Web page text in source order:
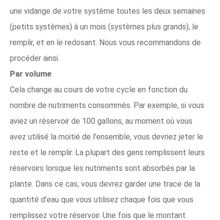
une vidange de votre système toutes les deux semaines
(petits systèmes) à un mois (systèmes plus grands), le
remplir, et en le redosant. Nous vous recommandons de
procéder ainsi.
Par volume
Cela change au cours de votre cycle en fonction du
nombre de nutriments consommés. Par exemple, si vous
aviez un réservoir de 100 gallons, au moment où vous
avez utilisé la moitié de l'ensemble, vous devriez jeter le
reste et le remplir. La plupart des gens remplissent leurs
réservoirs lorsque les nutriments sont absorbés par la
plante. Dans ce cas, vous devrez garder une trace de la
quantité d'eau que vous utilisez chaque fois que vous
remplissez votre réservoir. Une fois que le montant